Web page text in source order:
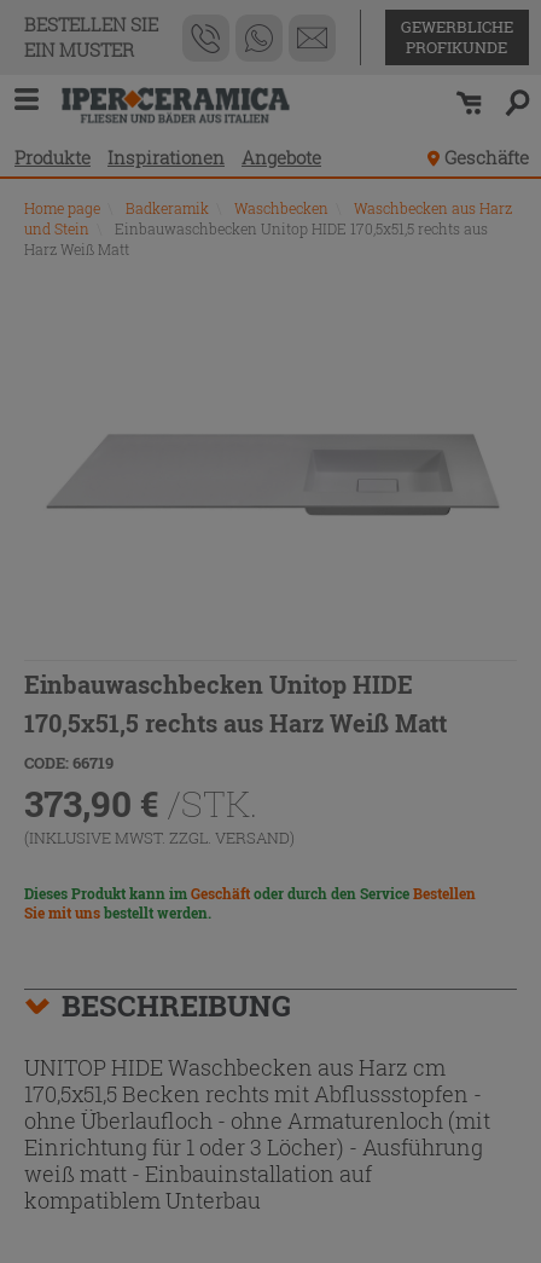
BESTELLEN SIE
EIN MUSTER
GEWERBLICHE
PROFIKUNDE
Produkte Inspirationen Angebote Geschäfte
Home page Badkeramik Waschbecken
Waschbecken aus Harz
und Stein
Einbauwaschbecken Unitop HIDE 170,5x51,5 rechts aus
Harz Weiß Matt
Einbauwaschbecken Unitop HIDE
170,5x51,5 rechts aus Harz Weiß Matt
CODE: 66719
373,90 € /STK.
(INKLUSIVE MWST. ZZGL. VERSAND)
Dieses Produkt kann imGeschäftoder durch den ServiceBestellen
Sie mit unsbestellt werden.
BESCHREIBUNG
UNITOP HIDE Waschbecken aus Harz cm
170,5x51,5 Becken rechts mit Abflussstopfen -
ohne Überlaufloch - ohne Armaturenloch (mit
Einrichtung für 1 oder 3 Löcher) - Ausführung
weiß matt - Einbauinstallation auf
kompatiblem Unterbau